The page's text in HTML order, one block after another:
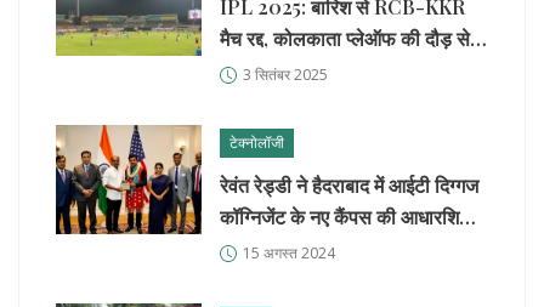
IPL 2025: बारिश से RCB-KKR
मैच रद्द, कोलकाता प्लेऑफ की दौड़ से
बाहर, बेंगलुरु तालिका में नंबर-1
3 सितंबर 2025
टेक्नोलॉजी
रेवंत रेड्डी ने हैदराबाद में आईटी दिग्गज
कॉग्निजेंट के नए कैंपस की आधारशिला
रखी15 अगस्त 2024